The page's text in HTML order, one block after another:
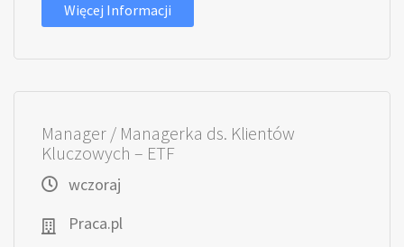
Więcej Informacji
Manager / Managerka ds. Klientów
Kluczowych – ETF
wczoraj
Praca.pl